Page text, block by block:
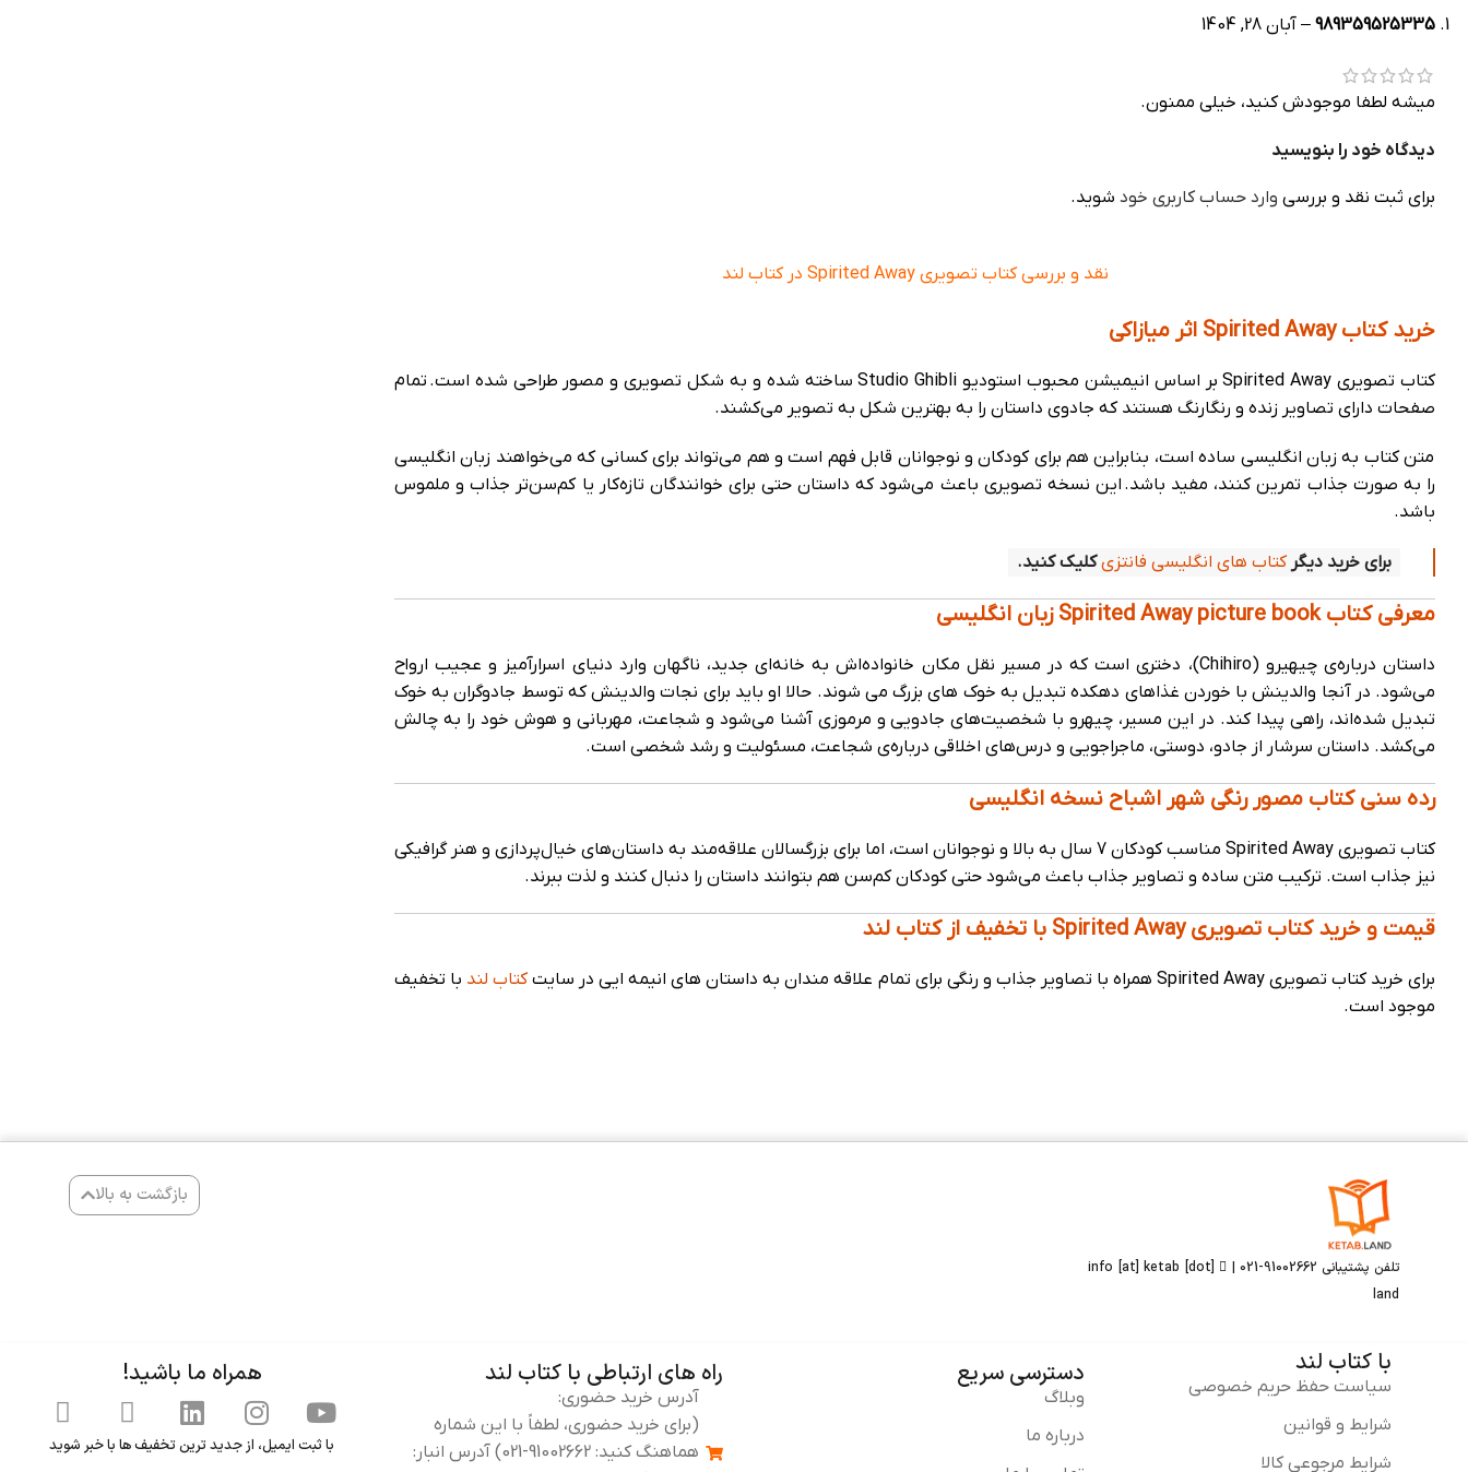
989359525335
– آبان 28, 1404
میشه لطفا موجودش کنید، خیلی ممنون.
دیدگاه خود را بنویسید
برای ثبت نقد و بررسی وارد حساب کاربری خود شوید.
نقد و بررسی کتاب تصویری Spirited Away در کتاب لند
خرید کتاب Spirited Away اثر میازاکی
کتاب تصویری Spirited Away بر اساس انیمیشن محبوب استودیو Studio Ghibli ساخته شده و به شکل تصویری و مصور طراحی شده است. تمام
صفحات دارای تصاویر زنده و رنگارنگ هستند که جادوی داستان را به بهترین شکل به تصویر می‌کشند.
متن کتاب به زبان انگلیسی ساده است، بنابراین هم برای کودکان و نوجوانان قابل فهم است و هم می‌تواند برای کسانی که می‌خواهند زبان انگلیسی
را به صورت جذاب تمرین کنند، مفید باشد. این نسخه تصویری باعث می‌شود که داستان حتی برای خوانندگان تازه‌کار یا کم‌سن‌تر جذاب و ملموس
باشد.
برای خرید دیگرکتاب های انگلیسی فانتزیکلیک کنید.
معرفی کتاب Spirited Away picture book زبان انگلیسی
داستان درباره‌ی چیهیرو (Chihiro)، دختری است که در مسیر نقل مکان خانواده‌اش به خانه‌ای جدید، ناگهان وارد دنیای اسرارآمیز و عجیب ارواح
می‌شود. در آنجا والدینش با خوردن غذاهای دهکده تبدیل به خوک های بزرگ می شوند. حالا او باید برای نجات والدینش که توسط جادوگران به خوک
تبدیل شده‌اند، راهی پیدا کند. در این مسیر، چیهرو با شخصیت‌های جادویی و مرموزی آشنا می‌شود و شجاعت، مهربانی و هوش خود را به چالش
می‌کشد. داستان سرشار از جادو، دوستی، ماجراجویی و درس‌های اخلاقی درباره‌ی شجاعت، مسئولیت و رشد شخصی است.
رده سنی کتاب مصور رنگی شهر اشباح نسخه انگلیسی
کتاب تصویری Spirited Away مناسب کودکان 7 سال به بالا و نوجوانان است، اما برای بزرگسالان علاقه‌مند به داستان‌های خیال‌پردازی و هنر گرافیکی
نیز جذاب است. ترکیب متن ساده و تصاویر جذاب باعث می‌شود حتی کودکان کم‌سن هم بتوانند داستان را دنبال کنند و لذت ببرند.
قیمت و خرید کتاب تصویری Spirited Away با تخفیف از کتاب لند
برای خرید کتاب تصویری Spirited Away همراه با تصاویر جذاب و رنگی برای تمام علاقه مندان به داستان های انیمه ایی در سایت کتاب لند با تخفیف
موجود است.
تلفن پشتیبانی 91002662-021 |
info [at] ketab [dot]
land
بازگشت به بالا
با کتاب لند
سیاست حفظ حریم خصوصی
شرایط و قوانین
شرایط مرجوعی کالا
دسترسی سریع
وبلاگ
درباره ما
راه های ارتباطی با کتاب لند
آدرس خرید حضوری:
(برای خرید حضوری، لطفاً با این شماره
هماهنگ کنید: 91002662-021) آدرس انبار:
همراه ما باشید!
با ثبت ایمیل، از جدید ترین تخفیف ها با خبر شوید